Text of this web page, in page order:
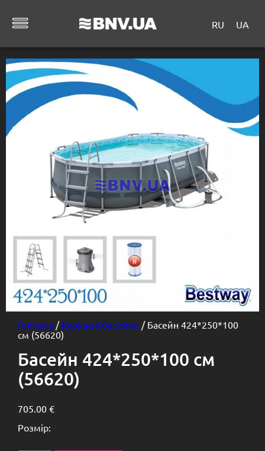
RU UA
Головна / Каркасні басейни / Басейн 424*250*100
см (56620)
Басейн 424*250*100 см
(56620)
705.00 €
Розмір: